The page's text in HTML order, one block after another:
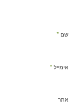
שם *
אימייל *
אתר